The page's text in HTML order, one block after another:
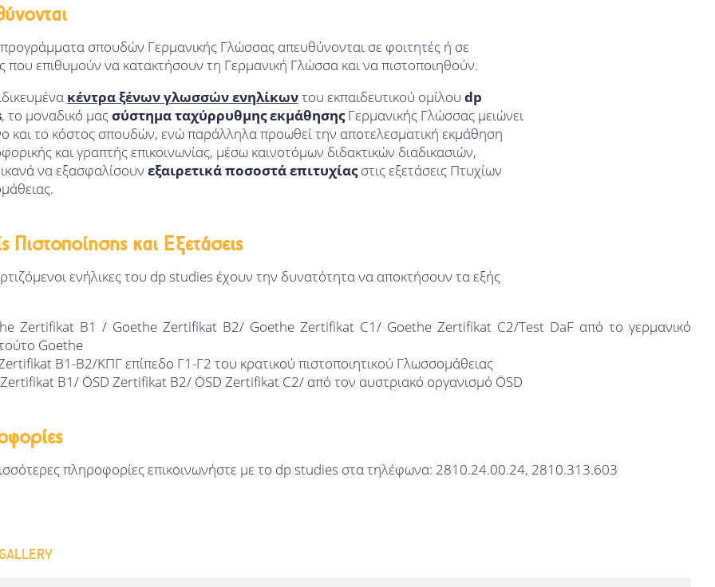
σπουδών Γερμανικής Γλώσσας απευθύνονται σε φοιτητές ή σε
που επιθυμούν να κατακτήσουν τη Γερμανική Γλώσσα και να πιστοποιηθούν.
κέντρα ξένων γλωσσών ενηλίκωντου εκπαιδευτικού ομίλου dp
, το μοναδικό μαςσύστημα ταχύρρυθμης εκμάθησηςΓερμανικής Γλώσσας μειώνει
και το κόστος σπουδών, ενώ παράλληλα προωθεί την αποτελεσματική εκμάθηση
και γραπτής επικοινωνίας, μέσω καινοτόμων διδακτικών διαδικασιών,
να εξασφαλίσουν εξαιρετικά ποσοστά επιτυχίαςστις εξετάσεις Πτυχίων
Πιστοποίησης και Εξετάσεις
ενήλικες του dp studies έχουν την δυνατότητα να αποκτήσουν τα εξής
Zertifikat Β1 / Goethe Zertifikat Β2/ Goethe Zertifikat C1/ Goethe Zertifikat C2/Test DaF από το γερμανικό
Goethe
Β1-Β2/ΚΠΓ επίπεδο Γ1-Γ2 του κρατικού πιστοποιητικού Γλωσσομάθειας
Β1/ ÖSD Zertifikat Β2/ ÖSD Zertifikat C2/ από τον αυστριακό οργανισμό ÖSD
πληροφορίες επικοινωνήστε με το dp studies στα τηλέφωνα: 2810.24.00.24, 2810.313.603